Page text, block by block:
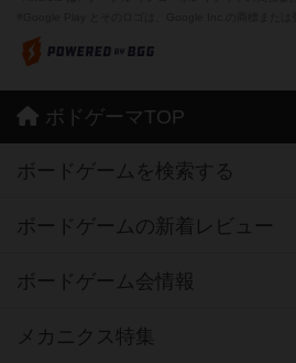
ボドゲーマTOP
ボードゲームを検索する
ボードゲームの新着レビュー
ボードゲーム会情報
メカニクス特集